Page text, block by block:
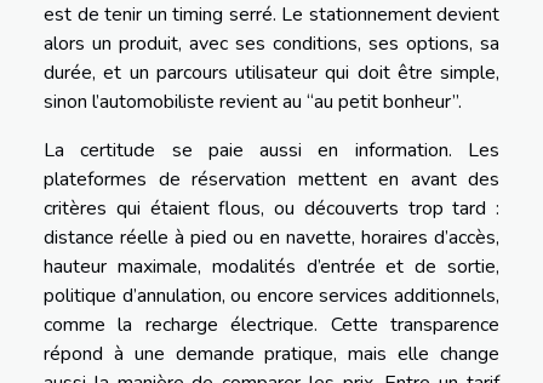
est de tenir un timing serré. Le stationnement devient
alors un produit, avec ses conditions, ses options, sa
durée, et un parcours utilisateur qui doit être simple,
sinon l’automobiliste revient au “au petit bonheur”.
La certitude se paie aussi en information. Les
plateformes de réservation mettent en avant des
critères qui étaient flous, ou découverts trop tard :
distance réelle à pied ou en navette, horaires d’accès,
hauteur maximale, modalités d’entrée et de sortie,
politique d’annulation, ou encore services additionnels,
comme la recharge électrique. Cette transparence
répond à une demande pratique, mais elle change